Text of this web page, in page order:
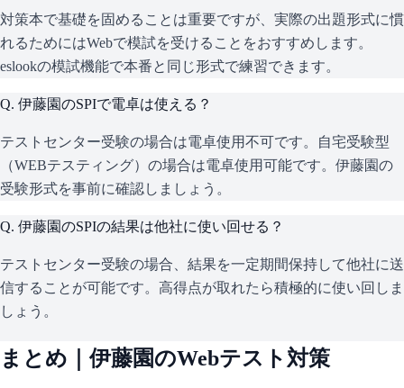
対策本で基礎を固めることは重要ですが、実際の出題形式に慣
れるためにはWebで模試を受けることをおすすめします。
eslookの模試機能で本番と同じ形式で練習できます。
Q. 伊藤園のSPIで電卓は使える？
テストセンター受験の場合は電卓使用不可です。自宅受験型
（WEBテスティング）の場合は電卓使用可能です。伊藤園の
受験形式を事前に確認しましょう。
Q. 伊藤園のSPIの結果は他社に使い回せる？
テストセンター受験の場合、結果を一定期間保持して他社に送
信することが可能です。高得点が取れたら積極的に使い回しま
しょう。
まとめ｜伊藤園のWebテスト対策